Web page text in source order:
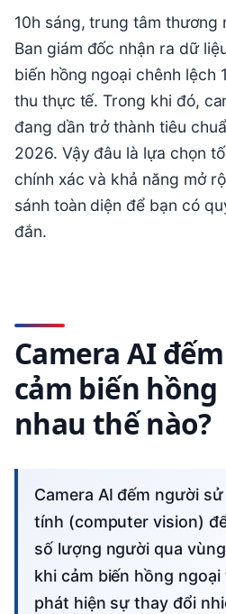
10h sáng, trung tâm thương
Ban giám đốc nhận ra dữ
biến hồng ngoại chênh lệch
thu thực tế. Trong khi đó,
đang dần trở thành tiêu
2026. Vậy đâu là lựa chọn
chính xác và khả năng mở
sánh toàn diện để bạn có
đắn.
Camera AI
cảm biến
nhau thế nào?
Camera AI đếm người sử dụng thị giác máy
tính (computer vision)
số lượng người qua
khi cảm biến hồng
phát hiện sự thay đổi